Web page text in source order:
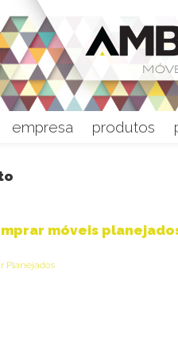
empresa produtos
móveis
Planejados